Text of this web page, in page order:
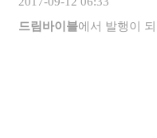
드림바이블에서 발행이